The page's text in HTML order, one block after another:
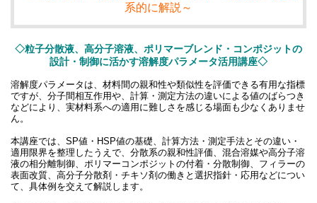
系的に解説～
◇粒子分散液、高分子溶液、ポリマーブレンド・コンポジットの
設計・制御に活かす溶解度パラメータ活用講座◇
溶解度パラメータは、材料間の親和性や類似性を評価できる有用な指標
ですが、分子間相互作用や、計算・測定方法の違いによる値のばらつき
などにより、実材料系への適用に難しさを感じる場面も少なくありませ
ん。
本講座では、SP値・HSP値の基礎、計算方法・測定手法とその違い・
適用限界を整理したうえで、分散系の親和性評価、混合溶媒や高分子溶
液の相分離制御、ポリマーコンポジットの付着・分散制御、フィラーの
表面改質、高分子分散剤・チキソ剤の働きと選択指針・応用などについ
て、具体例を交えて解説します。